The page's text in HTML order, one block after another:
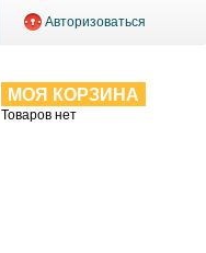
Авторизоваться
МОЯ КОРЗИНА
Товаров нет